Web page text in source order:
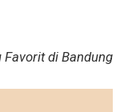
di Bandung